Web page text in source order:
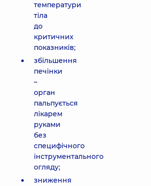
температури
тіла
до
критичних
показників;
збільшення
печінки
–
орган
пальпується
лікарем
руками
без
специфічного
інструментального
огляду;
зниження